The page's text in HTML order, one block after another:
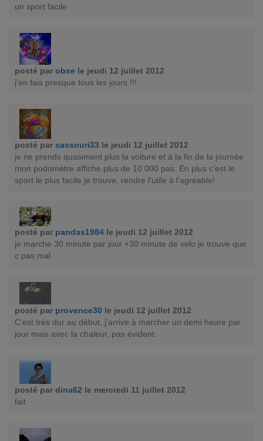
un sport facile
posté par obse le jeudi 12 juillet 2012
j'en fais presque tous les jours !!!
posté par sassouri33 le jeudi 12 juillet 2012
je ne prends quasiment plus la voiture et à la fin de la journée
mon podomètre affiche plus de 10 000 pas. En plus c'est le
sport le plus facile je trouve, rendre l'utile à l'agréable!
posté par pandas1984 le jeudi 12 juillet 2012
je marche 30 minute par jour +30 minute de velo je trouve que
c pas mal
posté par provence30 le jeudi 12 juillet 2012
C'est très dur au début, j'arrive à marcher un demi heure par
jour mais avec la chaleur, pas évident.
posté par dina62 le mercredi 11 juillet 2012
fait